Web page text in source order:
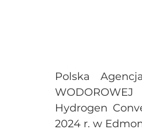
Polska
Hydrogen
2024 r. w